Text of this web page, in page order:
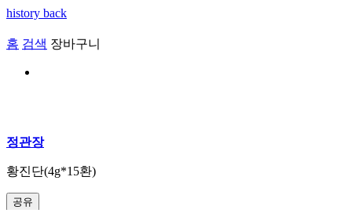
history back
홈 검색 장바구니
정관장
황진단(4g*15환)
공유